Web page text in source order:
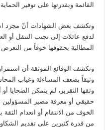
القائمة وبقدرتها على توفير
وتكشف بعض الشهادات أنّ مجرد
لدفع عائلات إلى تجنب التنقل أو
المطالبة بحقوقها خوفاً من التعرض
وتكشف الوقائع الموثقة أن
وثيقاً بضعف المساءلة وغياب
وثقها التقرير، لم يتمكن
حقيقي أو معرفة مصير المسؤولين
الخوف من الانتقام أو انعدام
من قدرة كثيرين على تقديم الشكاوى